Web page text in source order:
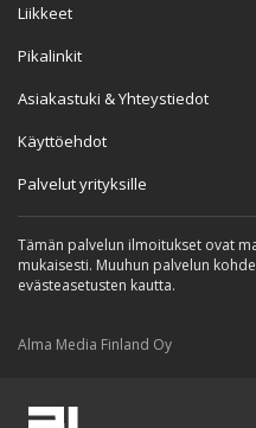
Liikkeet
Pikalinkit
Asiakastuki & Yhteystiedot
Käyttöehdot
Palvelut yrityksille
Tämän palvelun ilmoitukset ovat
mukaisesti. Muuhun palvelun
evästeasetusten kautta.
Alma Media Finland Oy